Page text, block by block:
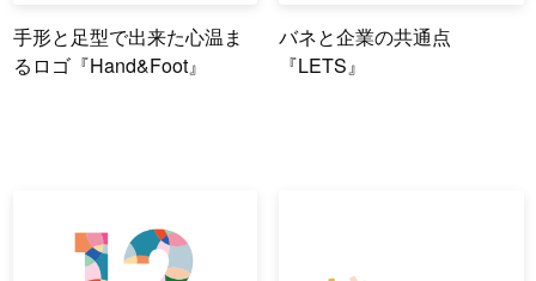
手形と足型で出来た心温ま
るロゴ『Hand&Foot』
バネと企業の共通点
『LETS』